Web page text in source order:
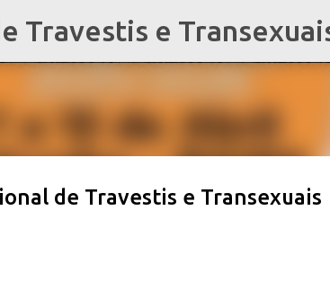
Pular para o conteúdo principal
Travestis e
de Travestis e Transexuais